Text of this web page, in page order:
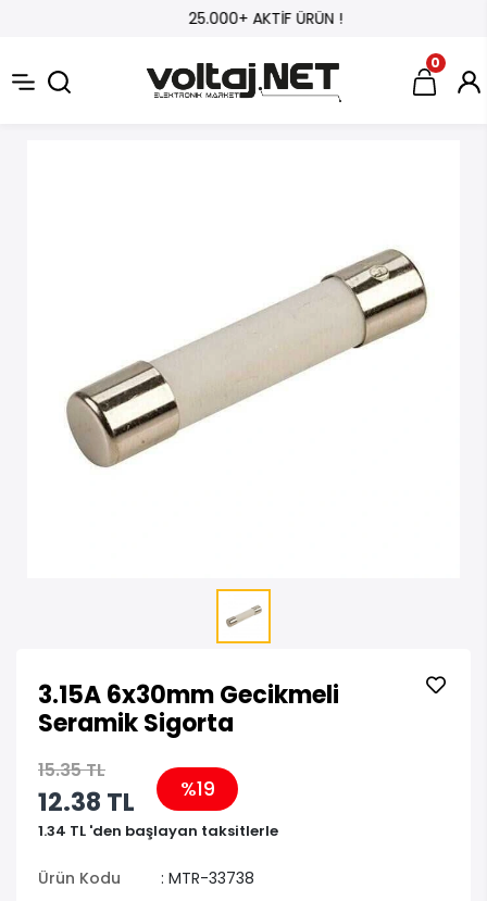
25.000+ AKTİF ÜRÜN !
0
3.15A 6x30mm Gecikmeli
Seramik Sigorta
15.35 TL
12.38 TL %19
1.34 TL 'den başlayan taksitlerle
Ürün Kodu
: MTR-33738